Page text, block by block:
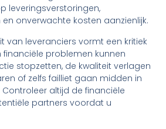
leveringsverstoringen,
onverwachte kosten aanzienlijk.
van leveranciers vormt een kritiek
financiële problemen kunnen
stopzetten, de kwaliteit verlagen
of zelfs failliet gaan midden in
altijd de financiële
partners voordat u